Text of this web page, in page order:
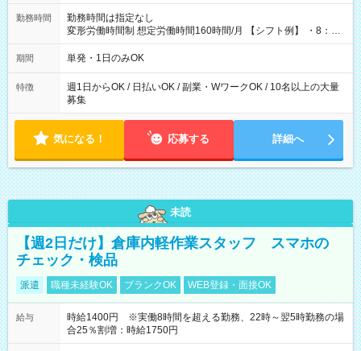
勤務時間
勤務時間は指定なし
変形労働時間制 想定労働時間160時間/月 【シフト例】 ・8：00
～21：00
期間 単発・1日のみOK
特徴
週1日からOK / 日払いOK / 副業・WワークOK / 10名以上の大量
募集
気になる！ 応募する 詳細へ
未読
【週2日だけ】倉庫内軽作業スタッフ スマホの
チェック・検品
派遣 職種未経験OK ブランクOK WEB登録・面接OK
給与
時給1400円 ※実働8時間を超える勤務、22時～翌5時勤務の場
合25％割増：時給1750円